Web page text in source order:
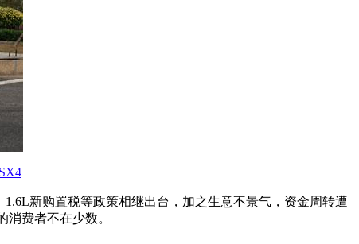
新购置税等政策相继出台，加之生意不景气，资金周转遭
费者不在少数。